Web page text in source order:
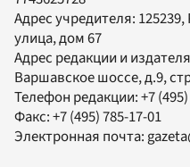
Адрес учредителя:
улица, дом 67
Адрес редакции и
Варшавское шоссе, д.9,
Телефон редакции:+7
Факс:+7 (495) 785-17-01
Электронная почта: